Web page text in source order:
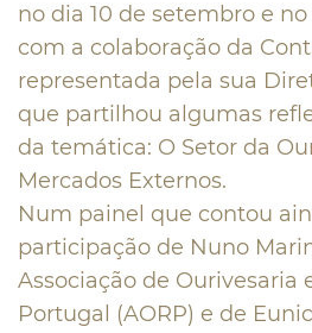
no dia 10 de setembro e
com a colaboração da
representada pela sua
que partilhou algumas
da temática: O Setor da
Mercados Externos.
Num painel que contou
participação de Nuno
Associação de Ourivesaria
Portugal (AORP) e de